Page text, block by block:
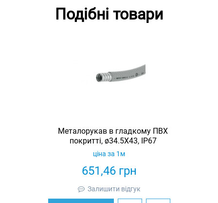
Подібні товари
Металорукав в гладкому ПВХ
покритті, ø34.5X43, IP67
651,46грн
ціна за 1м
Залишити відгук